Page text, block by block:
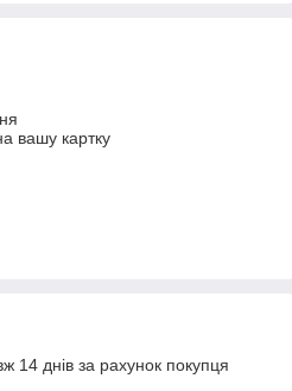
вашу картку
14 днів за рахунок покупця